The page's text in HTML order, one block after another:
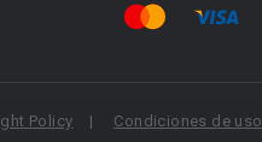
Policy Condiciones de uso